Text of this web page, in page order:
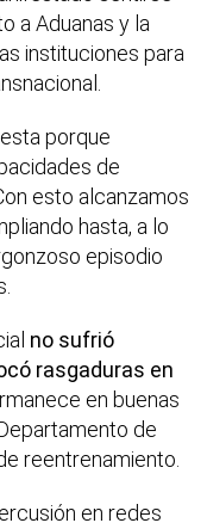
a Aduanas y la
instituciones para
porque
de
esto alcanzamos
hasta, a lo
episodio
no sufrió
rasgaduras en
en buenas
de
reentrenamiento.
en redes